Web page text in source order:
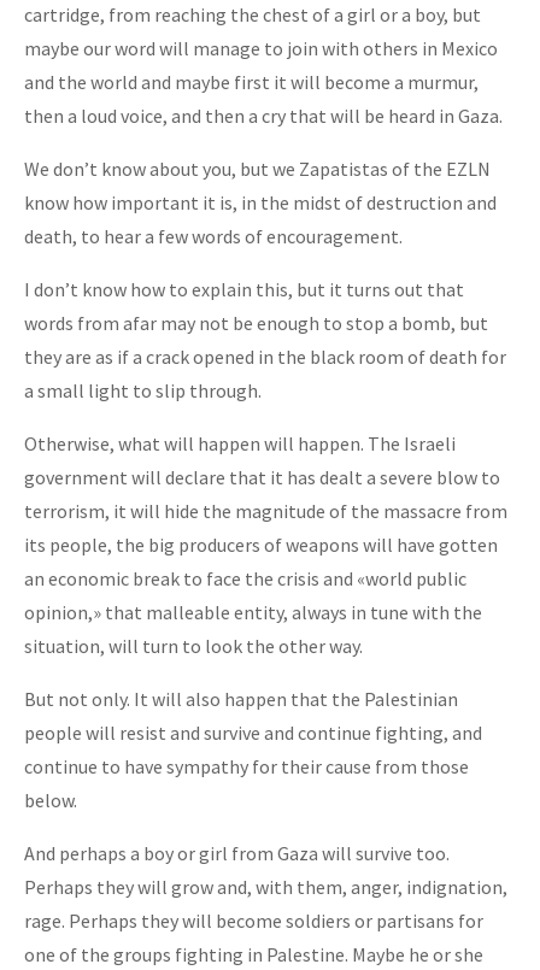
cartridge, from reaching the chest of a girl or a boy, but
maybe our word will manage to join with others in Mexico
and the world and maybe first it will become a murmur,
then a loud voice, and then a cry that will be heard in Gaza.
We don’t know about you, but we Zapatistas of the EZLN
know how important it is, in the midst of destruction and
death, to hear a few words of encouragement.
I don’t know how to explain this, but it turns out that
words from afar may not be enough to stop a bomb, but
they are as if a crack opened in the black room of death for
a small light to slip through.
Otherwise, what will happen will happen. The Israeli
government will declare that it has dealt a severe blow to
terrorism, it will hide the magnitude of the massacre from
its people, the big producers of weapons will have gotten
an economic break to face the crisis and «world public
opinion,» that malleable entity, always in tune with the
situation, will turn to look the other way.
But not only. It will also happen that the Palestinian
people will resist and survive and continue fighting, and
continue to have sympathy for their cause from those
below.
And perhaps a boy or girl from Gaza will survive too.
Perhaps they will grow and, with them, anger, indignation,
rage. Perhaps they will become soldiers or partisans for
one of the groups fighting in Palestine. Maybe he or she